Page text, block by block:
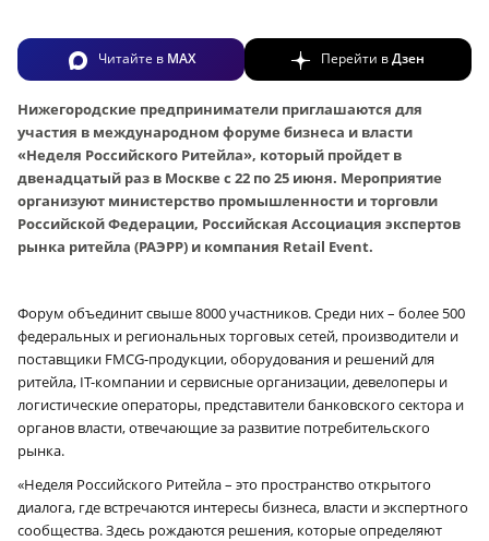
Читайте в MAX Перейти вДзен
Нижегородские предприниматели приглашаются для
участия в международном форуме бизнеса и власти
«Неделя Российского Ритейла», который пройдет в
двенадцатый раз в Москве с 22 по 25 июня. Мероприятие
организуют министерство промышленности и торговли
Российской Федерации, Российская Ассоциация экспертов
рынка ритейла (РАЭРР) и компания Retail Event.
Форум объединит свыше 8000 участников. Среди них – более 500
федеральных и региональных торговых сетей, производители и
поставщики FMCG-продукции, оборудования и решений для
ритейла, IT-компании и сервисные организации, девелоперы и
логистические операторы, представители банковского сектора и
органов власти, отвечающие за развитие потребительского
рынка.
«Неделя Российского Ритейла – это пространство открытого
диалога, где встречаются интересы бизнеса, власти и экспертного
сообщества. Здесь рождаются решения, которые определяют